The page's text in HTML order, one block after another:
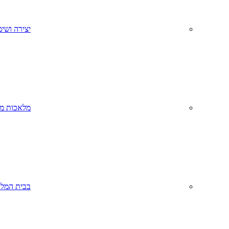
יצירה
מלאכות
בבית